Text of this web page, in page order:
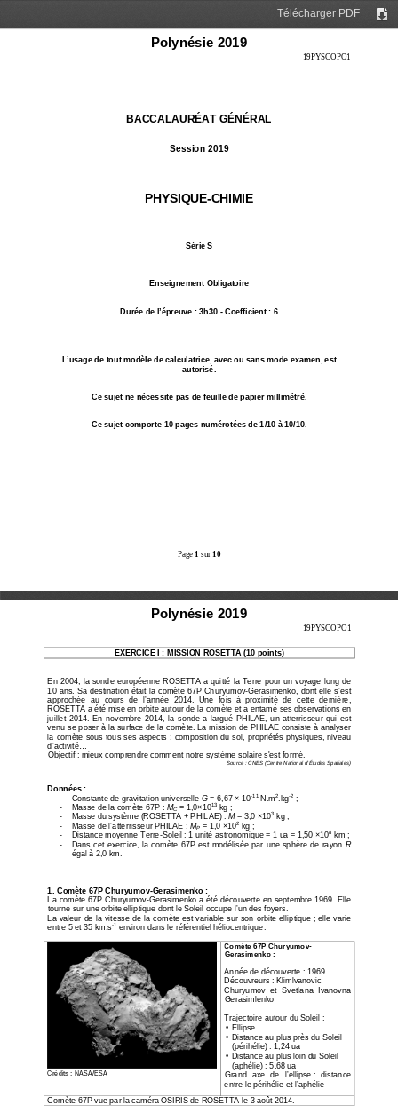
Télécharger PDF
19PYSCOPO1
Page 1 sur 10
BACCALAURÉAT GÉNÉRAL
Session 2019
PHYSIQUE-CHIMIE
Série S
Enseignement Obligatoire
Durée de l’épreuve : 3h30 - Coefficient : 6
L’usage de tout modèle de calculatrice, avec ou sans mode examen, est
autorisé.
Ce sujet ne nécessite pas de feuille de papier millimétré.
Ce sujet comporte 10 pages numérotées de 1/10 à 10/10.
Polynésie 2019
19PYSCOPO1
EXERCICE I : MISSION ROSETTA (10 points)
En 2004, la sonde européenne ROSETTA a quitté la Terre pour un voyage long de
10 ans. Sa destination était la comète 67P Churyumov-Gerasimenko, dont elle s’est
approchée  au  cours  de  l’année  2014.  Une  fois  à  proximité  de  cette  dernière,
ROSETTA a été mise en orbite autour de la comète et a entamé ses observations en
juillet  2014.  En  novembre  2014,  la  sonde  a  largué  PHILAE,  un  atterrisseur  qui  est
venu se poser à la surface de la comète. La mission de PHILAE consiste à analyser
la comète sous tous ses aspects : composition du sol, propriétés physiques, niveau
d’activité...
Objectif : mieux comprendre comment notre système solaire s'est formé.
Source : CNES (Centre National d’Études Spatiales)
Données :
-    Constante de gravitation universelle G = 6,67 × 10 -11 N.m 2 .kg -2 ;
-    Masse de la comète 67P : MC = 1,0×10 13
kg ;
-    Masse du système (ROSETTA + PHILAE) : M = 3,0 ×10 3 kg ;
-    Masse de l’atterrisseur PHILAE : MP = 1,0 ×10 2 kg ;
-    Distance moyenne Terre-Soleil : 1 unité astronomique = 1 ua = 1,50 ×10 8 km ;
-    Dans  cet  exercice,  la  comète  67P  est  modélisée  par  une  sphère  de  rayon R
égal à 2,0 km.
1. Comète 67P Churyumov-Gerasimenko :
La comète 67P Churyumov-Gerasimenko a été découverte en septembre 1969. Elle
tourne sur une orbite elliptique dont le Soleil occupe l’un des foyers.
La valeur de la vitesse de la comète est variable sur son orbite elliptique ; elle varie
entre 5 et 35 km.s
-1 environ dans le référentiel héliocentrique.
Crédits : NASA/ESA
Comète 67P Churyumov -
Gerasimenko :
Année de découverte : 1969
Découvreurs : Klimlvanovic
Churyumov  et  Svetlana  Ivanovna
Gerasimlenko
Trajectoire autour du Soleil :
• Ellipse
• Distance au plus près du Soleil
(périhélie) : 1,24 ua
• Distance au plus loin du Soleil
(aphélie) : 5,68 ua
Grand  axe  de  l’ellipse :  distance
entre le périhélie et l’aphélie
Comète 67P vue par la caméra OSIRIS de ROSETTA le 3 août 2014.
Polynésie 2019